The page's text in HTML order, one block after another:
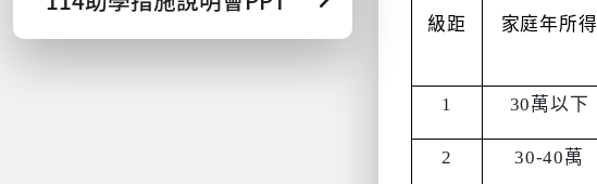
級距 家庭年所得
1 30萬以下
2 30-40萬